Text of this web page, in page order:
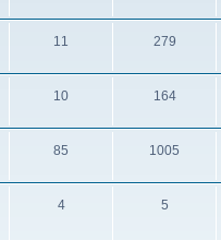
11 279
10 164
85 1005
4 5